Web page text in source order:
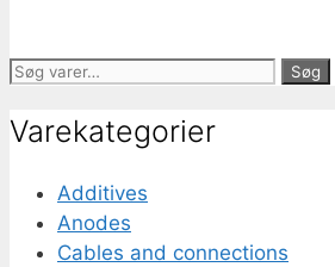
Søg
Søg
Varekategorier
Additives
Anodes
Cables and connections